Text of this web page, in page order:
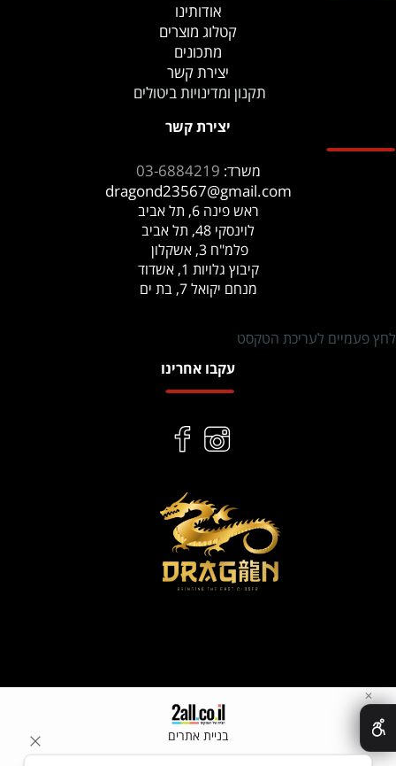
אודותינו
קטלוג מוצרים
מתכונים
יצירת קשר
תקנון ומדינויות ביטולים
יצירת קשר
משרד: 03-6884219
dragond23567@gmail.com
ראש פינה 6, תל אביב
לוינסקי 48, תל אביב
פלמ"ח 3, אשקלון
קיבוץ גלויות 1, אשדוד
מנחם יקואל 7, בת ים
לחץ פעמיים לעריכת הטקסט
עקבו אחרינו
בניית אתרים
✕